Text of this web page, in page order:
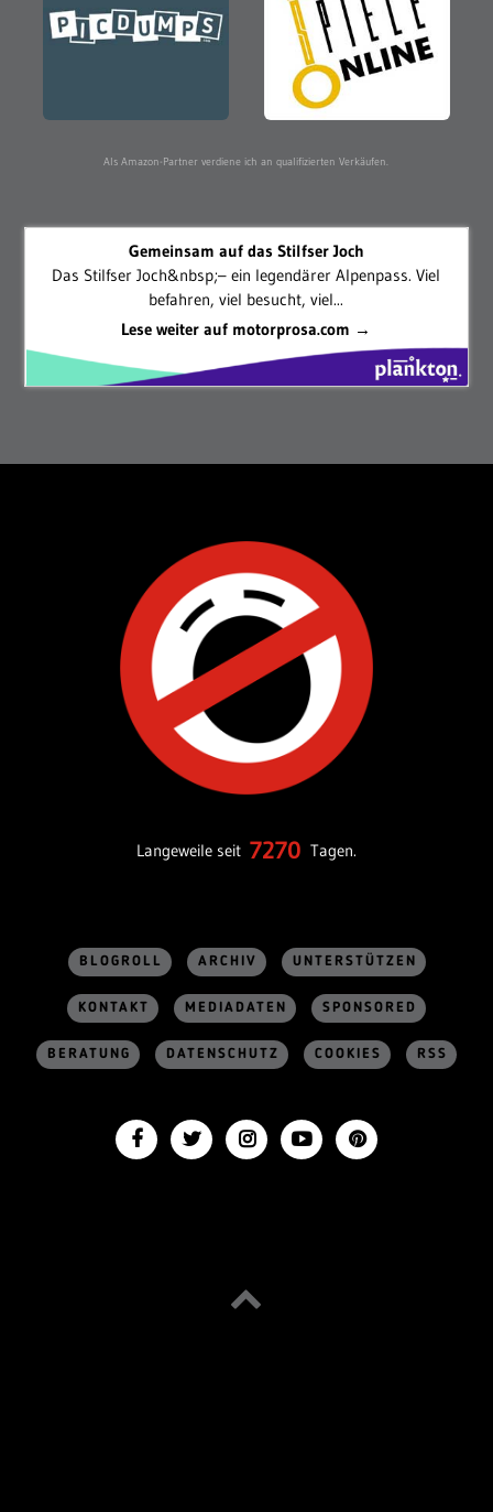
Als Amazon-Partner verdiene ich an qualifizierten Verkäufen.
Gemeinsam auf das Stilfser Joch
Das Stilfser Joch&nbsp;– ein legendärer Alpenpass. Viel
befahren, viel besucht, viel...
Lese weiter auf motorprosa.com →
Langeweile seit 7270 Tagen.
BLOGROLL ARCHIV UNTERSTÜTZEN
KONTAKT MEDIADATEN SPONSORED
BERATUNG DATENSCHUTZ COOKIES RSS